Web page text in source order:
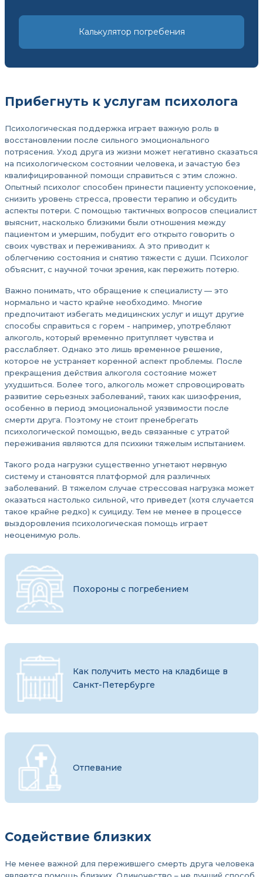
Калькулятор погребения
Прибегнуть к услугам психолога
Психологическая поддержка играет важную роль в
восстановлении после сильного эмоционального
потрясения. Уход друга из жизни может негативно сказаться
на психологическом состоянии человека, и зачастую без
квалифицированной помощи справиться с этим сложно.
Опытный психолог способен принести пациенту успокоение,
снизить уровень стресса, провести терапию и обсудить
аспекты потери. С помощью тактичных вопросов специалист
выяснит, насколько близкими были отношения между
пациентом и умершим, побудит его открыто говорить о
своих чувствах и переживаниях. А это приводит к
облегчению состояния и снятию тяжести с души. Психолог
объяснит, с научной точки зрения, как пережить потерю.
Важно понимать, что обращение к специалисту — это
нормально и часто крайне необходимо. Многие
предпочитают избегать медицинских услуг и ищут другие
способы справиться с горем - например, употребляют
алкоголь, который временно притупляет чувства и
расслабляет. Однако это лишь временное решение,
которое не устраняет коренной аспект проблемы. После
прекращения действия алкоголя состояние может
ухудшиться. Более того, алкоголь может спровоцировать
развитие серьезных заболеваний, таких как шизофрения,
особенно в период эмоциональной уязвимости после
смерти друга. Поэтому не стоит пренебрегать
психологической помощью, ведь связанные с утратой
переживания являются для психики тяжелым испытанием.
Такого рода нагрузки существенно угнетают нервную
систему и становятся платформой для различных
заболеваний. В тяжелом случае стрессовая нагрузка может
оказаться настолько сильной, что приведет (хотя случается
такое крайне редко) к суициду. Тем не менее в процессе
выздоровления психологическая помощь играет
неоценимую роль.
Похороны с погребением
Как получить место на кладбище в
Санкт-Петербурге
Отпевание
Содействие близких
Не менее важной для пережившего смерть друга человека